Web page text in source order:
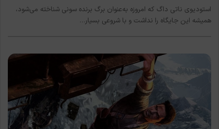
استودیوی ناتی داگ که امروزه به‌عنوان برگ برنده سونی شناخته می‌شود،
همیشه این جایگاه را نداشت و با شروعی بسیار…